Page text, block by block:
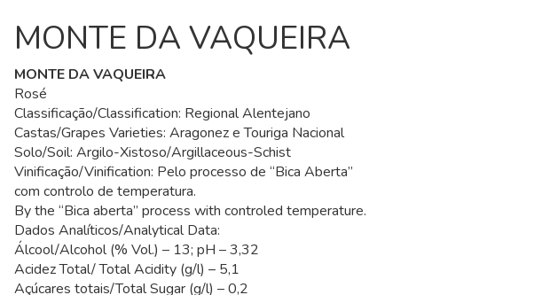
MONTE DA VAQUEIRA
MONTE DA VAQUEIRA
Rosé
Classificação/Classification: Regional Alentejano
Castas/Grapes Varieties: Aragonez e Touriga Nacional
Solo/Soil: Argilo-Xistoso/Argillaceous-Schist
Vinificação/Vinification: Pelo processo de “Bica Aberta”
com controlo de temperatura.
By the “Bica aberta” process with controled temperature.
Dados Analíticos/Analytical Data:
Álcool/Alcohol (% Vol.) – 13; pH – 3,32
Acidez Total/ Total Acidity (g/l) – 5,1
Açúcares totais/Total Sugar (g/l) – 0,2